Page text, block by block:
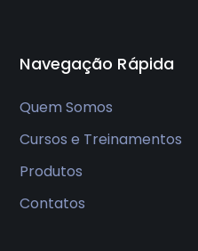
Navegação Rápida
Quem Somos
Cursos e Treinamentos
Produtos
Contatos